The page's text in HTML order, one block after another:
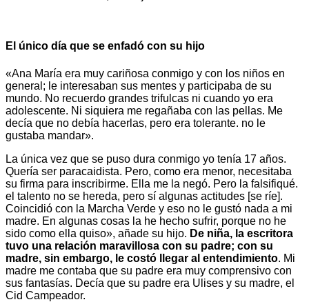
El único día que se enfadó con su hijo
«Ana María era muy cariñosa conmigo y con los niños en
general; le interesaban sus mentes y participaba de su
mundo. No recuerdo grandes trifulcas ni cuando yo era
adolescente. Ni siquiera me regañaba con las pellas. Me
decía que no debía hacerlas, pero era tolerante. no le
gustaba mandar».
La única vez que se puso dura conmigo yo tenía 17 años.
Quería ser paracaidista. Pero, como era menor, necesitaba
su firma para inscribirme. Ella me la negó. Pero la falsifiqué.
el talento no se hereda, pero sí algunas actitudes [se ríe].
Coincidió con la Marcha Verde y eso no le gustó nada a mi
madre. En algunas cosas la he hecho sufrir, porque no he
sido como ella quiso», añade su hijo. De niña, la escritora
tuvo una relación maravillosa con su padre; con su
madre, sin embargo, le costó llegar al entendimiento. Mi
madre me contaba que su padre era muy comprensivo con
sus fantasías. Decía que su padre era Ulises y su madre, el
Cid Campeador.